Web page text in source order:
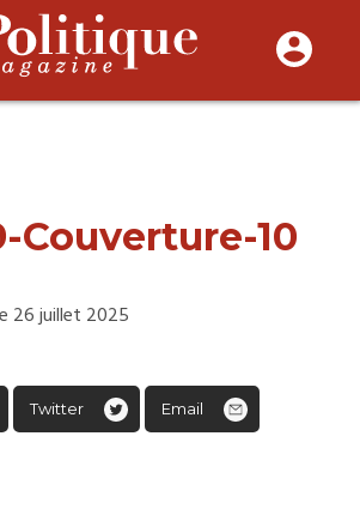
Couverture-10
26 juillet 2025
Twitter Email